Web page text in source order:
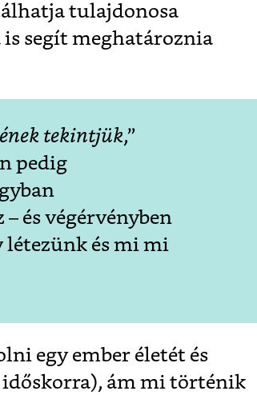
tulajdonosa
is segít meghatároznia
tekintjük,”
pedig
és végérvényben
létezünk és mi mi
egy ember életét és
ám mi történik